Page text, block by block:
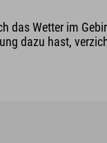
Wetter im
dazu hast,